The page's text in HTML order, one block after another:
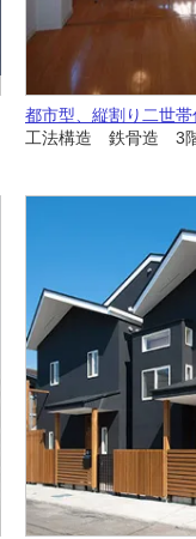
都市型、縦割り二世帯
工法構造 鉄骨造 3